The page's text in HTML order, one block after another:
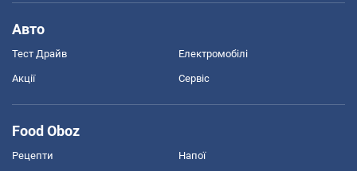
Авто
Тест Драйв Електромобілі
Акції Сервіс
Food Oboz
Рецепти Напої